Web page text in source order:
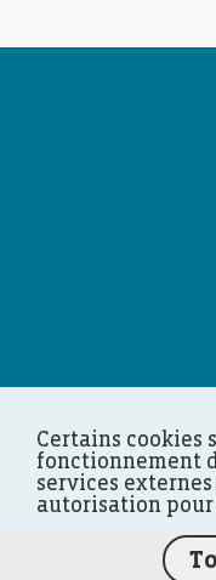
Certains cookies
fonctionnement
services
autorisation